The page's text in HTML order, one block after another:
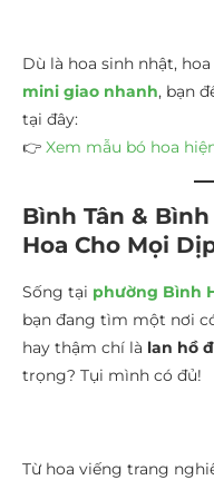
Dù là hoa sinh nhật,
mini giao nhanh, bạn
tại đây:
👉 Xem mẫu bó hoa
Bình Tân &
Hoa Cho Mọi
Sống tại phường Bình
bạn đang tìm một nơi
hay thậm chí là lan hồ
trọng? Tụi mình có đủ!
Từ hoa viếng trang